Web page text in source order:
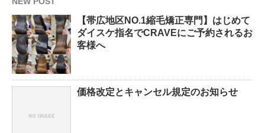
【帯広地区NO.1縮毛矯正専門】はじめて
ダイスケ指名でCRAVEにご予約されるお
客様へ
価格改定とキャンセル規定のお知らせ